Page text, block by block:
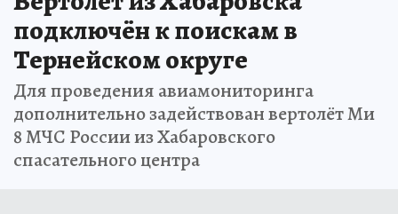
подключён к поискам в
Тернейском округе
Для проведения авиамониторинга
дополнительно задействован вертолёт Ми
8 МЧС России из Хабаровского
спасательного центра